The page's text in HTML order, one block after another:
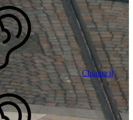
Chiama il